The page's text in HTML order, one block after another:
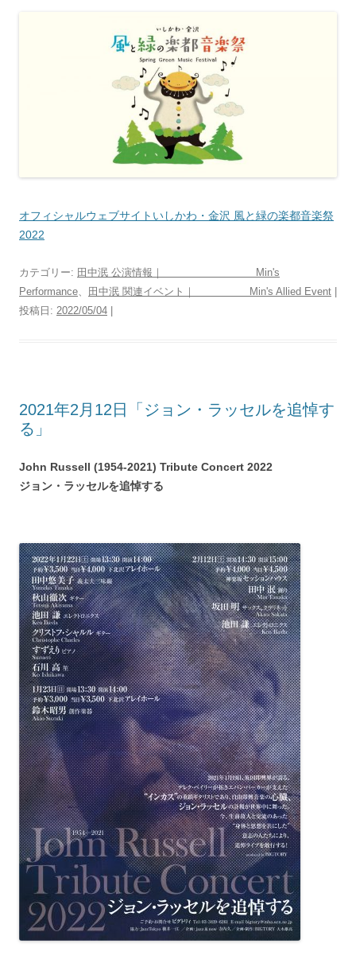
オフィシャルウェブサイトいしかわ・金沢 風と緑の楽都音楽祭
2022
カテゴリー: 田中泯 公演情報｜ Min's
Performance、 田中泯 関連イベント｜ Min's Allied Event
投稿日: 2022/05/04
2021年2月12日「ジョン・ラッセルを追悼す
る」
John Russell (1954-2021) Tribute Concert 2022
ジョン・ラッセルを追悼する